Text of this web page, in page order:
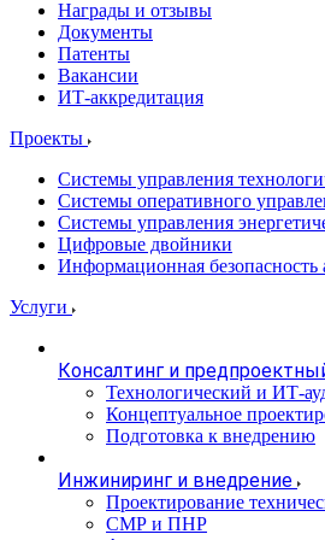
Награды и отзывы
Документы
Патенты
Вакансии
ИТ-аккредитация
Проекты
Системы управления
Системы оперативного
Системы управления
Цифровые двойники
Информационная
Услуги
Консалтинг и
Технологический и ИТ-
Концептуальное
Подготовка к внедрению
Инжиниринг и внедрение
Проектирование
СМР и ПНР